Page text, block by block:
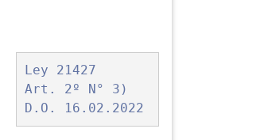
Ley 21427
Art. 2º N° 3)
D.O. 16.02.2022